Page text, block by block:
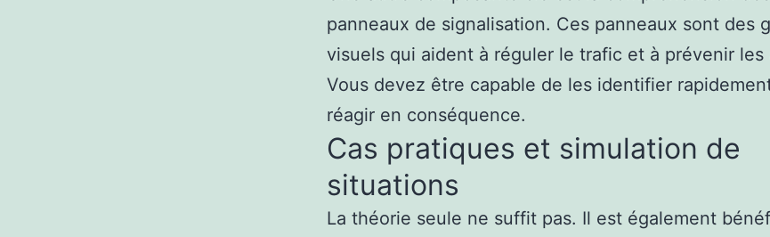
panneaux de signalisation. Ces panneaux sont des
visuels qui aident à réguler le trafic et à prévenir les
Vous devez être capable de les identifier
réagir en conséquence.
Cas pratiques et simulation de
situations
La théorie seule ne suffit pas. Il est également